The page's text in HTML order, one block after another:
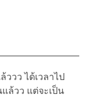
วว ได้เวลาไป
ล้วว แต่จะเป็น